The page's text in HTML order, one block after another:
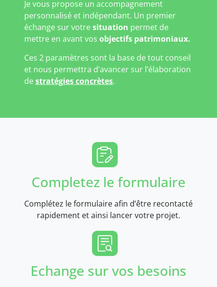
Je vous propose un accompagnement
personnalisé et indépendant. Un premier
échange sur votresituation permet de
mettre en avant vos objectifs patrimoniaux.
Ces 2 paramètres sont la base de tout conseil
et nous permettra d’avancer sur l’élaboration
destratégies concrètes.
Completez le formulaire
Complétez le formulaire afin d’être recontacté
rapidement et ainsi lancer votre projet.
Echange sur vos besoins